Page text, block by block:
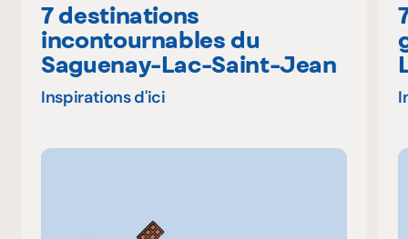
7 destinations
incontournables du
Saguenay-Lac-Saint-Jean
Inspirations d'ici